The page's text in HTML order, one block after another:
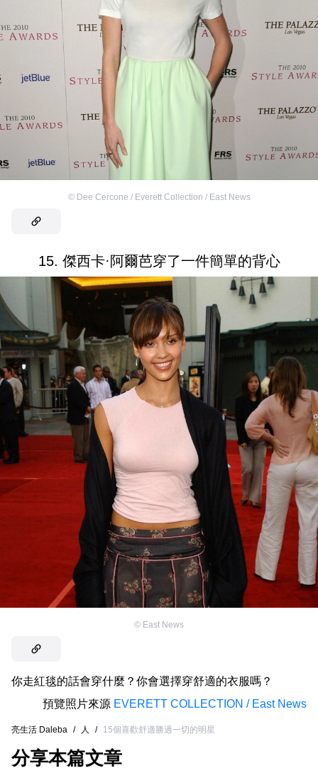
© Dee Cercone / Everett Collection / East News
15. 傑西卡·阿爾芭穿了一件簡單的背心
© East News
你走紅毯的話會穿什麼？你會選擇穿舒適的衣服嗎？
預覽照片來源 EVERETT COLLECTION / East News
亮生活 Daleba / 人 / 15個喜歡舒適勝過一切的明星
分享本篇文章